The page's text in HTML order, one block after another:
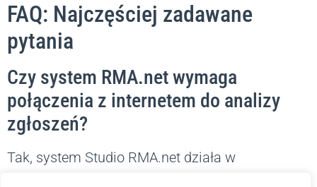
FAQ: Najczęściej zadawane
pytania
Czy system RMA.net wymaga
połączenia z internetem do analizy
zgłoszeń?
Tak, system Studio RMA.net działa w